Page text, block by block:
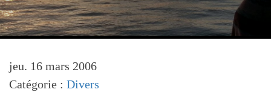
jeu. 16 mars 2006
Catégorie : Divers